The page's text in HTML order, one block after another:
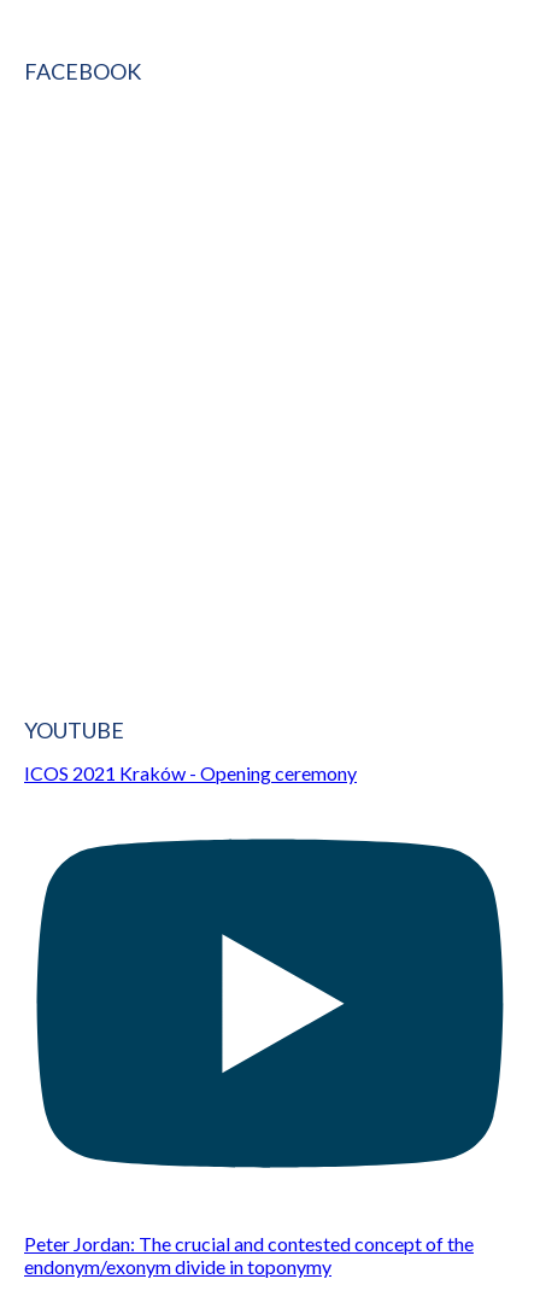
FACEBOOK
YOUTUBE
ICOS 2021 Kraków - Opening ceremony
Peter Jordan: The crucial and contested concept of the
endonym/exonym divide in toponymy